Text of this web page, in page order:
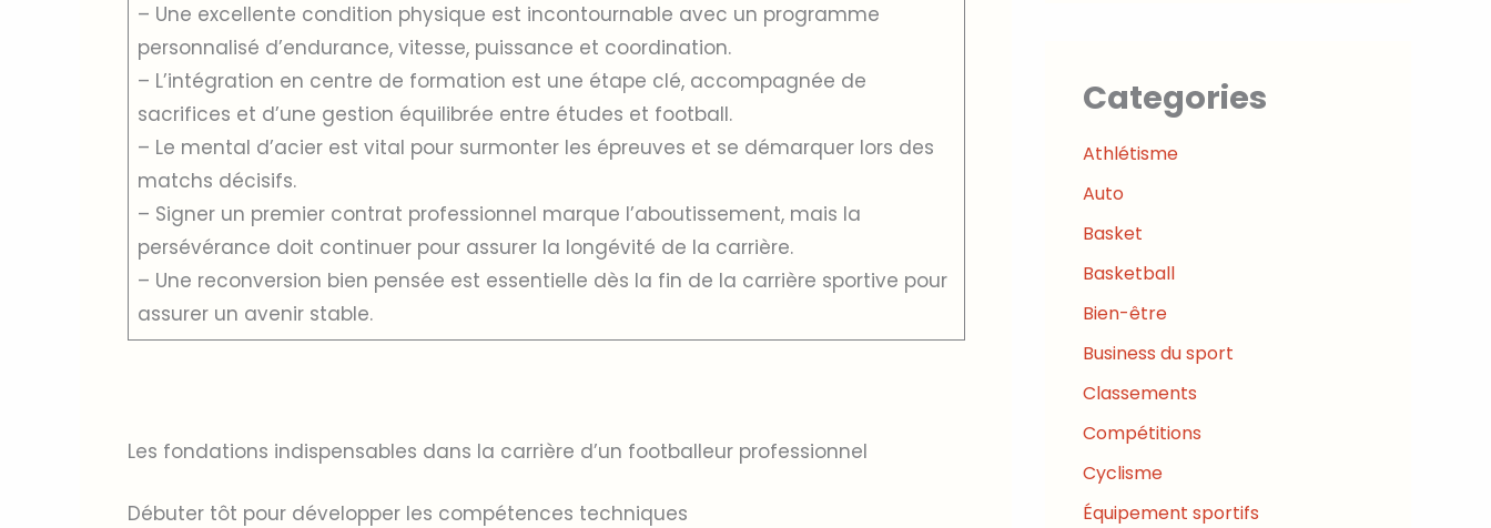
– Une excellente condition physique est incontournable avec un programme
personnalisé d’endurance, vitesse, puissance et coordination.
– L’intégration en centre de formation est une étape clé, accompagnée de
sacrifices et d’une gestion équilibrée entre études et football.
– Le mental d’acier est vital pour surmonter les épreuves et se démarquer lors des
matchs décisifs.
– Signer un premier contrat professionnel marque l’aboutissement, mais la
persévérance doit continuer pour assurer la longévité de la carrière.
– Une reconversion bien pensée est essentielle dès la fin de la carrière sportive pour
assurer un avenir stable.
Les fondations indispensables dans la carrière d’un footballeur professionnel
Débuter tôt pour développer les compétences techniques
Categories
Athlétisme
Auto
Basket
Basketball
Bien-être
Business du sport
Classements
Compétitions
Cyclisme
Équipement sportifs